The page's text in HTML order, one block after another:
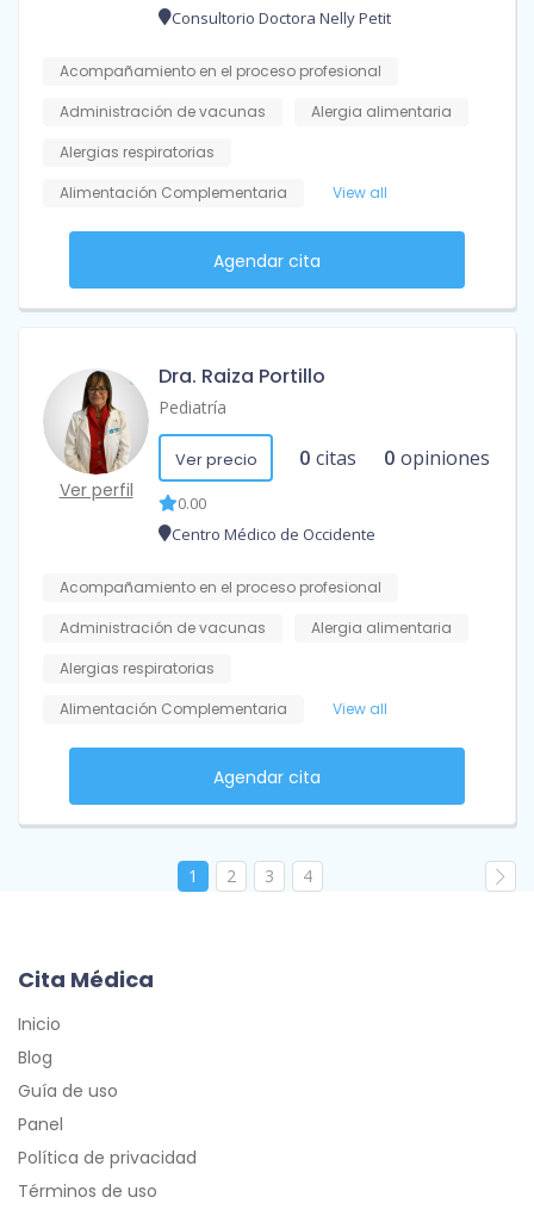
Consultorio Doctora Nelly Petit
Acompañamiento en el proceso profesional
Administración de vacunas
Alergia alimentaria
Alergias respiratorias
Alimentación Complementaria
View all
Agendar cita
Ver perfil
Dra. Raiza Portillo
Pediatría
Ver precio 0 citas 0 opiniones
0.00
Centro Médico de Occidente
Acompañamiento en el proceso profesional
Administración de vacunas
Alergia alimentaria
Alergias respiratorias
Alimentación Complementaria
View all
Agendar cita
1 2 3 4
Cita Médica
Inicio
Blog
Guía de uso
Panel
Política de privacidad
Términos de uso